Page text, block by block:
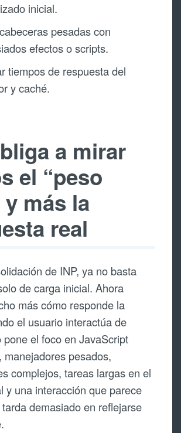
inicial.
pesadas con
efectos o scripts.
tiempos de respuesta del
y caché.
a mirar
el “peso
más la
real
de INP, ya no basta
de carga inicial. Ahora
más cómo responde la
el usuario interactúa de
pone el foco en JavaScript
manejadores pesados,
complejos, tareas largas en el
y una interacción que parece
demasiado en reflejarse